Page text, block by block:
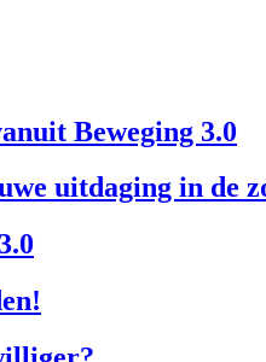
Beweging 3.0
uitdaging in de